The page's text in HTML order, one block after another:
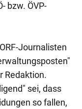
bzw. ÖVP-
Journalisten
Redaktion.
sei, dass
so fallen,